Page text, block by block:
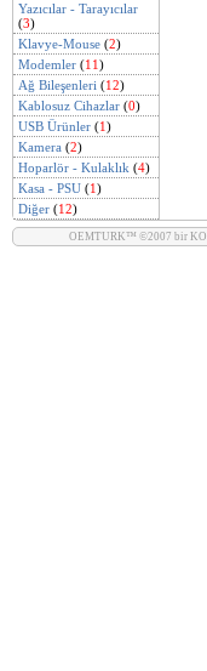
Yazıcılar - Tarayıcılar
(3)
Klavye-Mouse (2)
Modemler (11)
Ağ Bileşenleri (12)
Kablosuz Cihazlar (0)
USB Ürünler (1)
Kamera (2)
Hoparlör - Kulaklık (4)
Kasa - PSU (1)
Diğer (12)
OEMTURK™ ©2007 bir